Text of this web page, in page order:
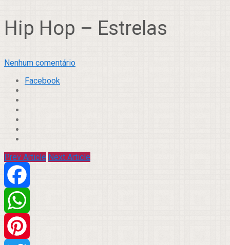
Hip Hop – Estrelas
Nenhum comentário
Facebook
Prev Article Next Article
Facebook
WhatsApp